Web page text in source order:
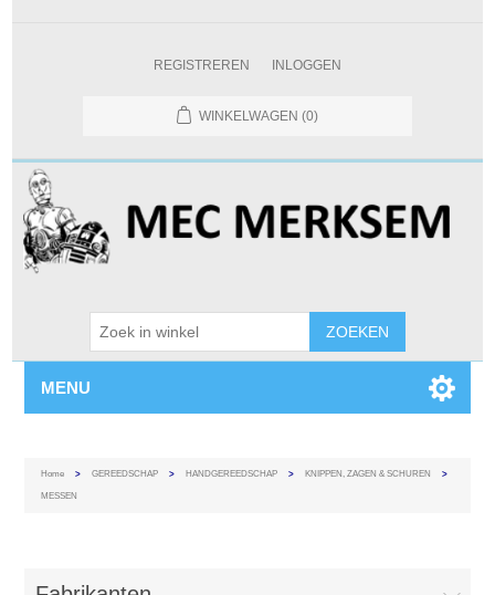
REGISTREREN INLOGGEN
WINKELWAGEN (0)
MENU
Home > GEREEDSCHAP > HANDGEREEDSCHAP > KNIPPEN, ZAGEN & SCHUREN >
MESSEN